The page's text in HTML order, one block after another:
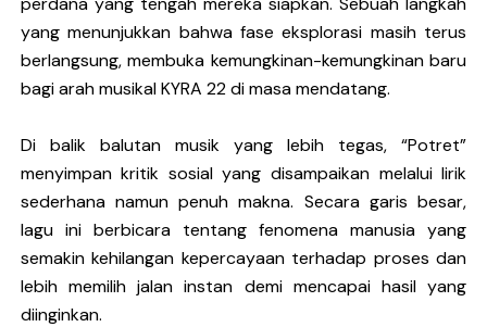
yang menunjukkan bahwa fase eksplorasi masih terus
berlangsung, membuka kemungkinan-kemungkinan baru
bagi arah musikal KYRA 22 di masa mendatang.
Di balik balutan musik yang lebih tegas, “Potret”
menyimpan kritik sosial yang disampaikan melalui lirik
sederhana namun penuh makna. Secara garis besar,
lagu ini berbicara tentang fenomena manusia yang
semakin kehilangan kepercayaan terhadap proses dan
lebih memilih jalan instan demi mencapai hasil yang
diinginkan.